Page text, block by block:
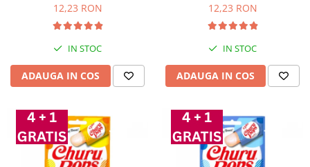
12,23 RON
IN STOC
ADAUGA IN COS
12,23 RON
IN STOC
ADAUGA IN COS